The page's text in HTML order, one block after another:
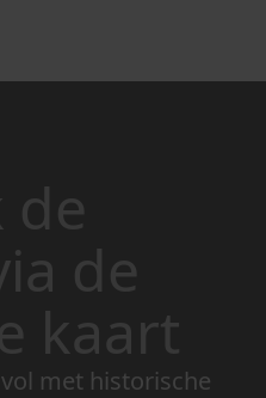
de
de
kaart
met historische